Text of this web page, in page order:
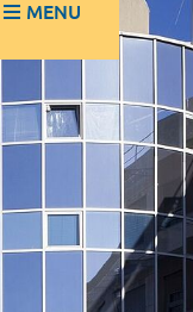
MENU